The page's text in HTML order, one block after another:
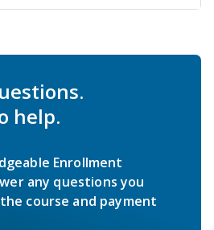
help.
Enrollment
any questions you
course and payment